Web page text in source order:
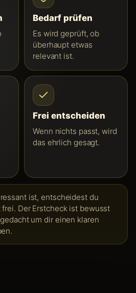
Bedarf prüfen
Es wird geprüft, ob
überhaupt etwas
relevant ist.
Frei entscheiden
Wenn nichts passt, wird
das ehrlich gesagt.
ist, entscheidest du
Der Erstcheck ist bewusst
um dir einen klaren